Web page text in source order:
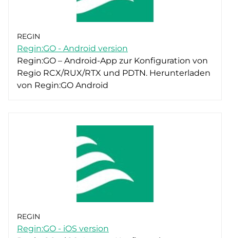
REGIN
Regin:GO - Android version
Regin:GO – Android-App zur Konfiguration von
Regio RCX/RUX/RTX und PDTN. Herunterladen
von Regin:GO Android
REGIN
Regin:GO - iOS version